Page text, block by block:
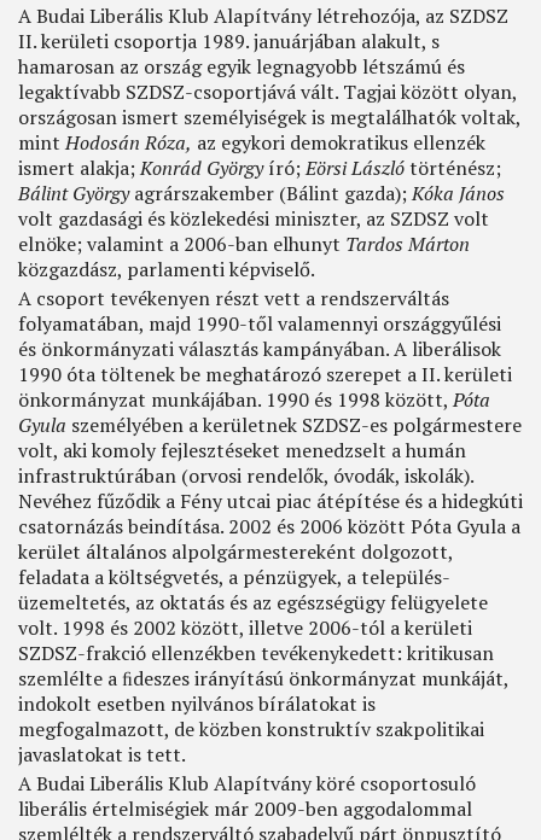
A Budai Liberális Klub Alapítvány létrehozója, az SZDSZ
II. kerületi csoportja 1989. januárjában alakult, s
hamarosan az ország egyik legnagyobb létszámú és
legaktívabb SZDSZ-csoportjává vált. Tagjai között olyan,
országosan ismert személyiségek is megtalálhatók voltak,
mintHodosán Róza, az egykori demokratikus ellenzék
ismert alakja;Konrád Györgyíró;Eörsi Lászlótörténész;
Bálint Györgyagrárszakember (Bálint gazda);Kóka János
volt gazdasági és közlekedési miniszter, az SZDSZ volt
elnöke; valamint a 2006-ban elhunyt Tardos Márton
közgazdász, parlamenti képviselő.
A csoport tevékenyen részt vett a rendszerváltás
folyamatában, majd 1990-től valamennyi országgyűlési
és önkormányzati választás kampányában. A liberálisok
1990 óta töltenek be meghatározó szerepet a II. kerületi
önkormányzat munkájában. 1990 és 1998 között,Póta
Gyula személyében a kerületnek SZDSZ-es polgármestere
volt, aki komoly fejlesztéseket menedzselt a humán
infrastruktúrában (orvosi rendelők, óvodák, iskolák).
Nevéhez fűződik a Fény utcai piac átépítése és a hidegkúti
csatornázás beindítása. 2002 és 2006 között Póta Gyula a
kerület általános alpolgármestereként dolgozott,
feladata a költségvetés, a pénzügyek, a település-
üzemeltetés, az oktatás és az egészségügy felügyelete
volt. 1998 és 2002 között, illetve 2006-tól a kerületi
SZDSZ-frakció ellenzékben tevékenykedett: kritikusan
szemlélte a ﬁdeszes irányítású önkormányzat munkáját,
indokolt esetben nyilvános bírálatokat is
megfogalmazott, de közben konstruktív szakpolitikai
javaslatokat is tett.
A Budai Liberális Klub Alapítvány köré csoportosuló
liberális értelmiségiek már 2009-ben aggodalommal
szemlélték a rendszerváltó szabadelvű párt önpusztító